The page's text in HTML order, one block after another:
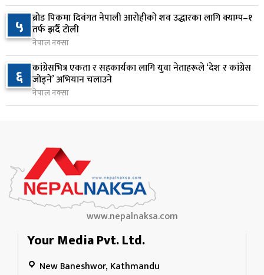
९
जन्मसिद्ध नागरिकता कडा बनाउने ट्रम्पको नयाँ प्रयास, दुई
कार्यकारी आदेश जारी
१ दिन अघि
१० राप्रपाको निर्णय: बागमती प्रदेश सरकारमा सहभागी नहुने
१ दिन अघि
५ ब्रोड पिकमा दिवंगत नेपाली आरोहीको शव उद्धारका लागि क्याम्प–१
तर्फ झर्दै टोली
नेपाल नक्सा
६ कांग्रेसभित्र एकता र सहकार्यका लागि युवा नेताहरूले ‘देश र कांग्रेस
जोड्ने’ अभियान चलाउने
नेपाल नक्सा
www.nepalnaksa.com
Your Media Pvt. Ltd.
New Baneshwor, Kathmandu